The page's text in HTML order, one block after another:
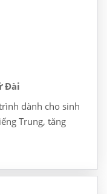
Đài
dành cho sinh
Trung, tăng